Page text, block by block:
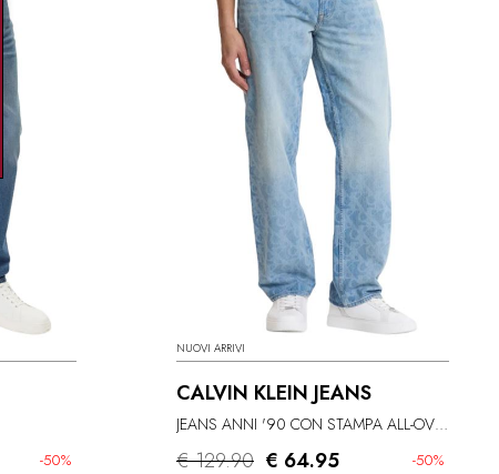
-50%
NUOVI ARRIVI
CALVIN KLEIN JEANS
JEANS ANNI '90 CON STAMPA ALL-OVER
€ 129.90 -50%
€ 64.95